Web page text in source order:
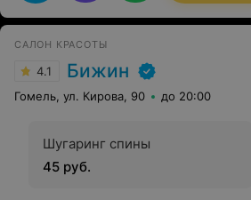
САЛОН КРАСОТЫ
4.1 Бижин
Гомель, ул. Кирова, 90 до 20:00
Шугаринг спины
45 руб.